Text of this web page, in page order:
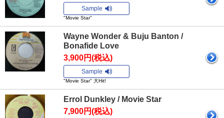
Sample
"Movie Star"
Wayne Wonder & Buju Banton /
Bonafide Love
3,900円(税込)
Sample
"Movie Star" 大Hit!
Errol Dunkley / Movie Star
7,900円(税込)